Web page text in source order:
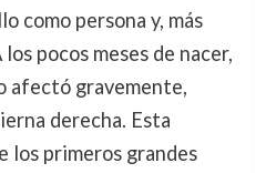
como persona y, más
pocos meses de nacer,
afectó gravemente,
derecha. Esta
los primeros grandes